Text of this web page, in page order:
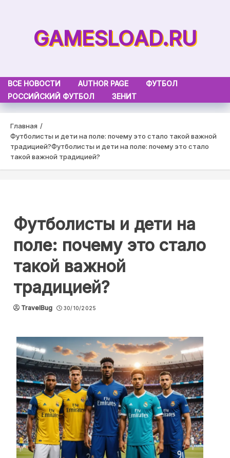
GAMESLOAD.RU
ВСЕ НОВОСТИ AUTHOR PAGE
ФУТБОЛ
РОССИЙСКИЙ ФУТБОЛ
ЗЕНИТ
Главная
Футболисты и дети на поле: почему это стало такой важной
традицией?Футболисты и дети на поле: почему это стало
такой важной традицией?
Футболисты и дети на
поле: почему это стало
такой важной
традицией?
TravelBug 30/10/2025